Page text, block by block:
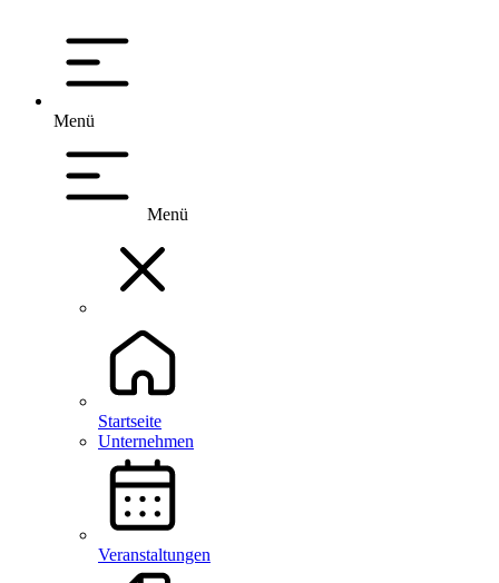
Menü
Menü
Startseite
Unternehmen
Veranstaltungen